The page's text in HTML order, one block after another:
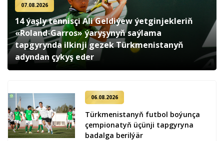
07.08.2026
14 ýaşly tennisçi Ali Geldiýew ýetginjekleriň
«Roland-Garros» ýaryşynyň saýlama
tapgyrynda ilkinji gezek Türkmenistanyň
adyndan çykyş eder
06.08.2026
Türkmenistanyň futbol boýunça
çempionatyň üçünji tapgyryna
badalga berilýär